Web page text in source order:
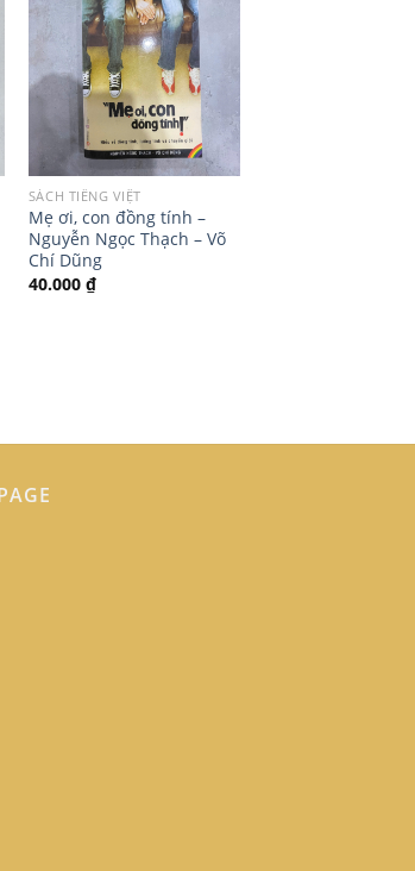
SÁCH TIẾNG VIỆT
Mẹ ơi, con đồng tính –
Nguyễn Ngọc Thạch – Võ
Chí Dũng
40.000 ₫